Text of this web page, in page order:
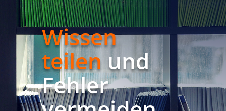
Wissen
teilen und
Fehler